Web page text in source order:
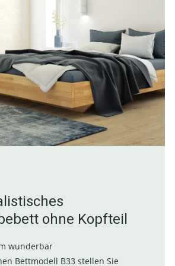
ohne Kopfteil
wunderbar
Bettmodell B33 stellen Sie